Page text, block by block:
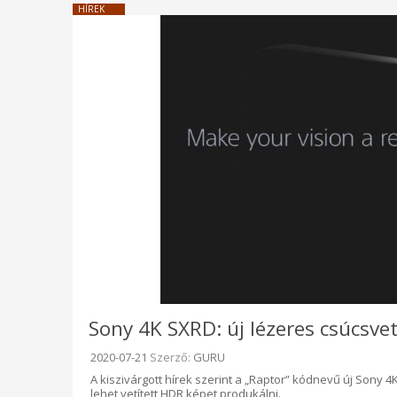
HÍREK
Sony 4K SXRD: új lézeres
Beküldve:
2020-07-21 Szerző: GURU
A kiszivárgott hírek szerint a „Raptor” kódnevű új Sony
lehet vetített HDR képet produkálni.